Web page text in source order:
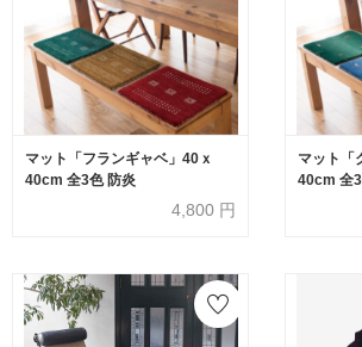
マット「フランギャベ」40ｘ
40cm 全3色 防炎
4,800 円
マット「
40cm 全